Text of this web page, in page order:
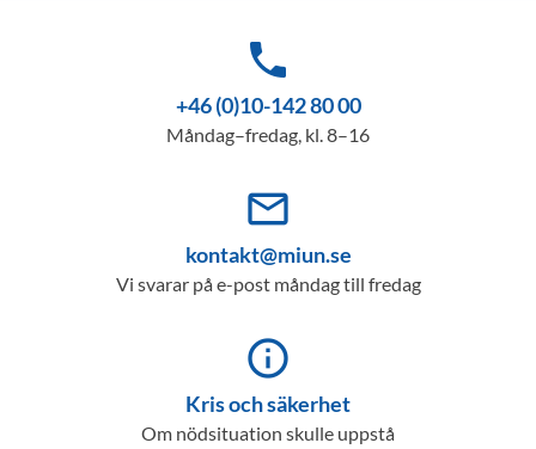
phone
+46 (0)10-142 80 00
Måndag–fredag, kl. 8–16
mail_outline
kontakt@miun.se
Vi svarar på e-post måndag till fredag
info_outline
Kris och säkerhet
Om nödsituation skulle uppstå